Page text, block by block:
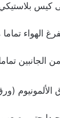
كيس
الهواء
الجانبين